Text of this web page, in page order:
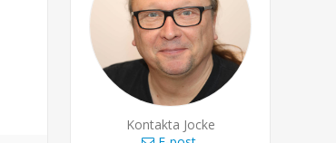
Kontakta Jocke